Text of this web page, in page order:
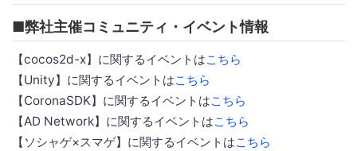
■弊社主催コミュニティ・イベント情報
【cocos2d-x】に関するイベントはこちら
【Unity】に関するイベントはこちら
【CoronaSDK】に関するイベントはこちら
【AD Network】に関するイベントはこちら
【ソシャゲ×スマゲ】に関するイベントはこちら